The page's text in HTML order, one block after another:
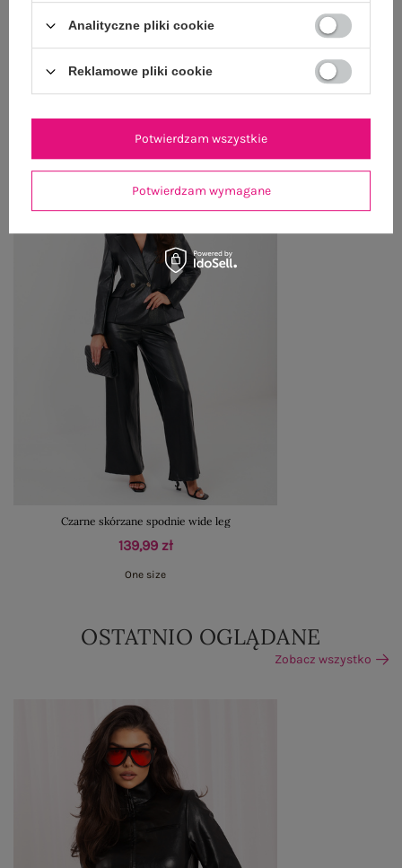
WYSYŁKA I DOSTAWA
ZWROTY I REKLAMACJE
PRODUKTY ZE STYLIZACJI
Czarne skórzane spodnie wide leg
139,99 zł
One size
OSTATNIO OGLĄDANE
Zobacz wszystko
Analityczne pliki cookie
Reklamowe pliki cookie
Potwierdzam wymagane
Potwierdzam wszystkie